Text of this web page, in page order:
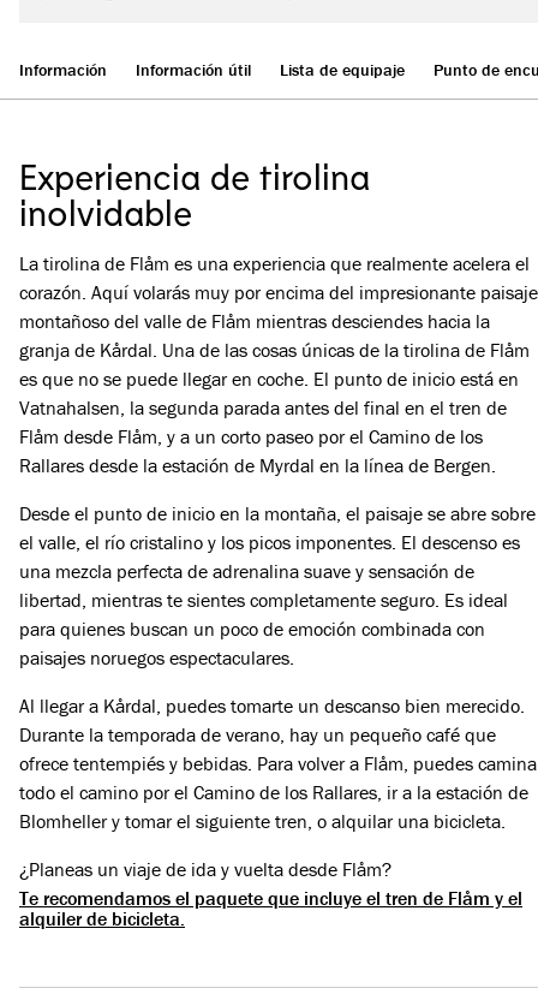
Información Información útil Lista de equipaje Punto de
Experiencia de tirolina
inolvidable
La tirolina de Flåm es una experiencia que realmente acelera el
corazón. Aquí volarás muy por encima del impresionante paisaje
montañoso del valle de Flåm mientras desciendes hacia la
granja de Kårdal. Una de las cosas únicas de la tirolina de Flåm
es que no se puede llegar en coche. El punto de inicio está en
Vatnahalsen, la segunda parada antes del final en el tren de
Flåm desde Flåm, y a un corto paseo por el Camino de los
Rallares desde la estación de Myrdal en la línea de Bergen.
Desde el punto de inicio en la montaña, el paisaje se abre sobre
el valle, el río cristalino y los picos imponentes. El descenso es
una mezcla perfecta de adrenalina suave y sensación de
libertad, mientras te sientes completamente seguro. Es ideal
para quienes buscan un poco de emoción combinada con
paisajes noruegos espectaculares.
Al llegar a Kårdal, puedes tomarte un descanso bien merecido.
Durante la temporada de verano, hay un pequeño café que
ofrece tentempiés y bebidas. Para volver a Flåm, puedes
todo el camino por el Camino de los Rallares, ir a la estación de
Blomheller y tomar el siguiente tren, o alquilar una bicicleta.
¿Planeas un viaje de ida y vuelta desde Flåm?
Te recomendamos el paquete que incluye el tren de Flåm y el
alquiler de bicicleta.